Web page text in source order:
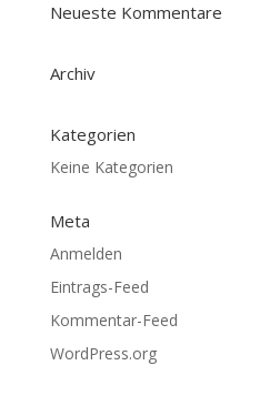
Neueste Kommentare
Archiv
Kategorien
Keine Kategorien
Meta
Anmelden
Eintrags-Feed
Kommentar-Feed
WordPress.org